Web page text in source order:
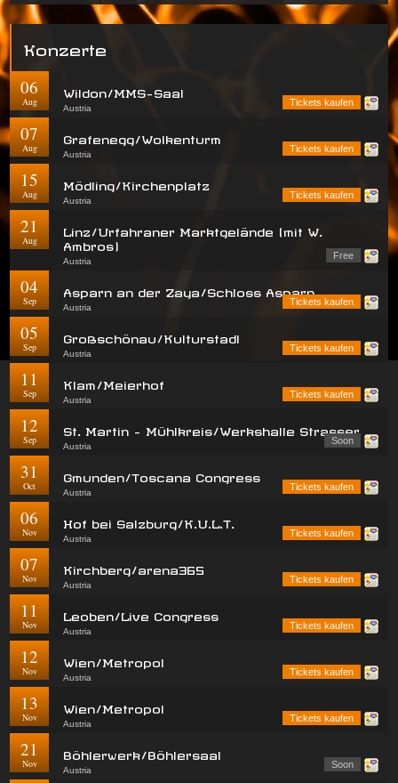
Konzerte
06
Aug
Wildon/MMS-Saal
Austria
Tickets kaufen
07
Aug
Grafenegg/Wolkenturm
Austria
Tickets kaufen
15
Aug
Mödling/Kirchenplatz
Austria
Tickets kaufen
21
Aug
Linz/Urfahraner Marktgelände (mit W.
Ambros)
Austria
Free
04
Sep
Asparn an der Zaya/Schloss Asparn
Austria
Tickets kaufen
05
Sep
Großschönau/Kulturstadl
Austria
Tickets kaufen
11
Sep
Klam/Meierhof
Austria
Tickets kaufen
12
Sep
St. Martin - Mühlkreis/Werkshalle Strasser
Austria
Soon
31
Oct
Gmunden/Toscana Congress
Austria
Tickets kaufen
06
Nov
Hof bei Salzburg/K.U.L.T.
Austria
Tickets kaufen
07
Nov
Kirchberg/arena365
Austria
Tickets kaufen
11
Nov
Leoben/Live Congress
Austria
Tickets kaufen
12
Nov
Wien/Metropol
Austria
Tickets kaufen
13
Nov
Wien/Metropol
Austria
Tickets kaufen
21
Nov
Böhlerwerk/Böhlersaal
Austria
Soon